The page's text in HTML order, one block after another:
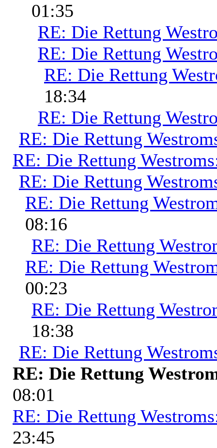
01:35
RE: Die Rettung
RE: Die Rettung
RE: Die Rettung
18:34
RE: Die Rettung
RE: Die Rettung
RE: Die Rettung
RE: Die Rettung
RE: Die Rettung
08:16
RE: Die Rettung
RE: Die Rettung
00:23
RE: Die Rettung
18:38
RE: Die Rettung
RE: Die Rettung
08:01
RE: Die Rettung
23:45